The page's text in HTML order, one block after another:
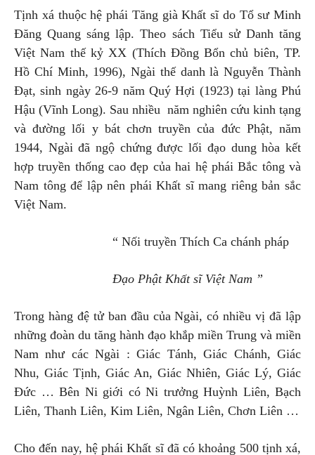
Tịnh xá thuộc hệ phái Tăng già Khất sĩ do Tổ sư Minh
Đăng Quang sáng lập. Theo sách Tiểu sử Danh tăng
Việt Nam thế kỷ XX (Thích Đồng Bổn chủ biên, TP.
Hồ Chí Minh, 1996), Ngài thế danh là Nguyễn Thành
Đạt, sinh ngày 26-9 năm Quý Hợi (1923) tại làng Phú
Hậu (Vĩnh Long). Sau nhiều năm nghiên cứu kinh tạng
và đường lối y bát chơn truyền của đức Phật, năm
1944, Ngài đã ngộ chứng được lối đạo dung hòa kết
hợp truyền thống cao đẹp của hai hệ phái Bắc tông và
Nam tông để lập nên phái Khất sĩ mang riêng bản sắc
Việt Nam.
“ Nối truyền Thích Ca chánh pháp
Đạo Phật Khất sĩ Việt Nam ”
Trong hàng đệ tử ban đầu của Ngài, có nhiều vị đã lập
những đoàn du tăng hành đạo khắp miền Trung và miền
Nam như các Ngài : Giác Tánh, Giác Chánh, Giác
Nhu, Giác Tịnh, Giác An, Giác Nhiên, Giác Lý, Giác
Đức … Bên Ni giới có Ni trưởng Huỳnh Liên, Bạch
Liên, Thanh Liên, Kim Liên, Ngân Liên, Chơn Liên …
Cho đến nay, hệ phái Khất sĩ đã có khoảng 500 tịnh xá,